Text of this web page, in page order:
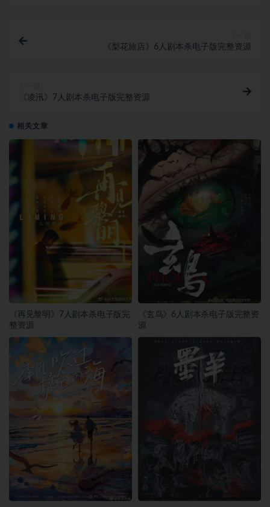
《梨花旅店》6人剧本杀电子版完整资源
《凌汛》7人剧本杀电子版完整资源
相关文章
《再见黎明》7人剧本杀电子版完
整资源
《玄鸟》6人剧本杀电子版完整资
源